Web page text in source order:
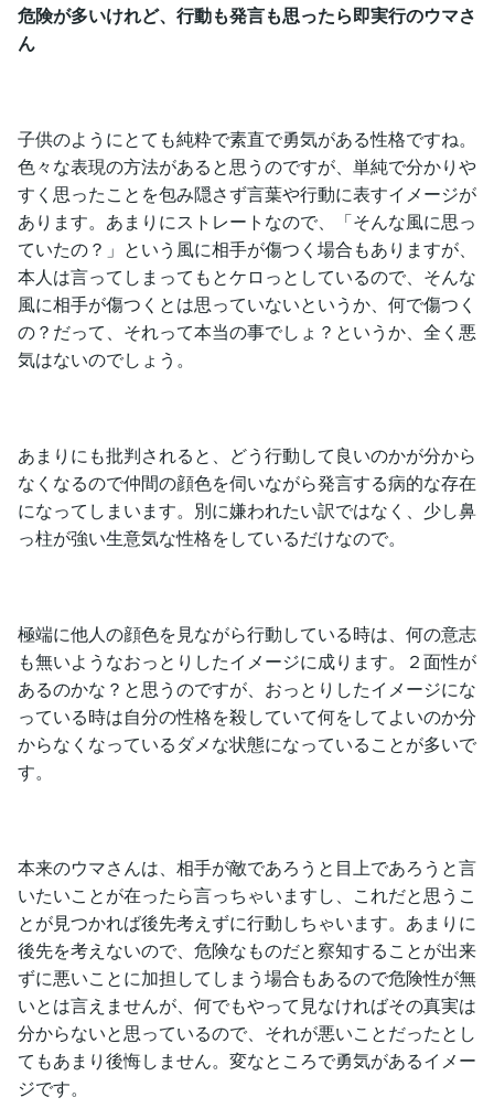
危険が多いけれど、行動も発言も思ったら即実行のウマさ
ん
子供のようにとても純粋で素直で勇気がある性格ですね。
色々な表現の方法があると思うのですが、単純で分かりや
すく思ったことを包み隠さず言葉や行動に表すイメージが
あります。あまりにストレートなので、「そんな風に思っ
ていたの？」という風に相手が傷つく場合もありますが、
本人は言ってしまってもとケロっとしているので、そんな
風に相手が傷つくとは思っていないというか、何で傷つく
の？だって、それって本当の事でしょ？というか、全く悪
気はないのでしょう。
あまりにも批判されると、どう行動して良いのかが分から
なくなるので仲間の顔色を伺いながら発言する病的な存在
になってしまいます。別に嫌われたい訳ではなく、少し鼻
っ柱が強い生意気な性格をしているだけなので。
極端に他人の顔色を見ながら行動している時は、何の意志
も無いようなおっとりしたイメージに成ります。２面性が
あるのかな？と思うのですが、おっとりしたイメージにな
っている時は自分の性格を殺していて何をしてよいのか分
からなくなっているダメな状態になっていることが多いで
す。
本来のウマさんは、相手が敵であろうと目上であろうと言
いたいことが在ったら言っちゃいますし、これだと思うこ
とが見つかれば後先考えずに行動しちゃいます。あまりに
後先を考えないので、危険なものだと察知することが出来
ずに悪いことに加担してしまう場合もあるので危険性が無
いとは言えませんが、何でもやって見なければその真実は
分からないと思っているので、それが悪いことだったとし
てもあまり後悔しません。変なところで勇気があるイメー
ジです。